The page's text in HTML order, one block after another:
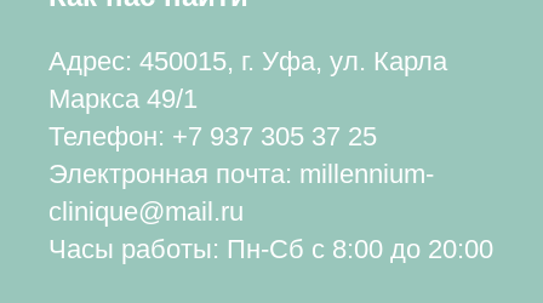
Адрес: 450015, г. Уфа, ул. Карла
Маркса 49/1
Телефон: +7 937 305 37 25
Электронная почта: millennium-
clinique@mail.ru
Часы работы: Пн-Сб с 8:00 до 20:00